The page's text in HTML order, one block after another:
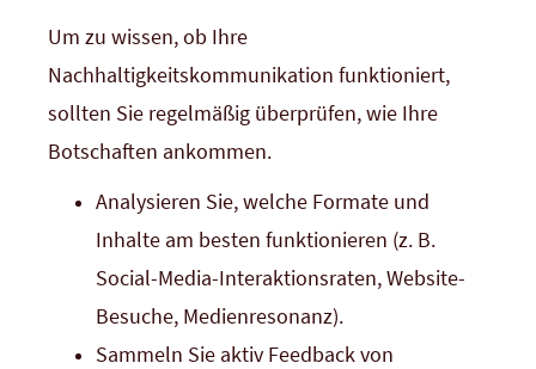
Um zu wissen, ob Ihre
Nachhaltigkeitskommunikation funktioniert,
sollten Sie regelmäßig überprüfen, wie Ihre
Botschaften ankommen.
Analysieren Sie, welche Formate und
Inhalte am besten funktionieren (z. B.
Social-Media-Interaktionsraten, Website-
Besuche, Medienresonanz).
Sammeln Sie aktiv Feedback von